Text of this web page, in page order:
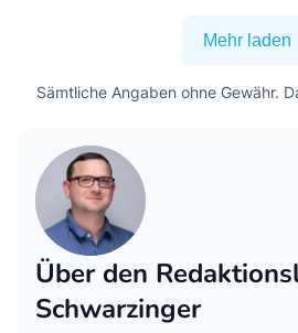
Mehr laden
Sämtliche Angaben ohne Gewähr.
Über den
Schwarzinger